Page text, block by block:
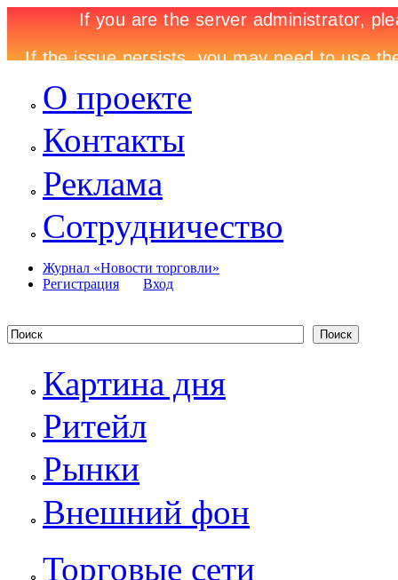
О проекте
Контакты
Реклама
Сотрудничество
Журнал «Новости торговли»
Регистрация
Вход
Картина дня
Ритейл
Рынки
Внешний фон
Торговые сети